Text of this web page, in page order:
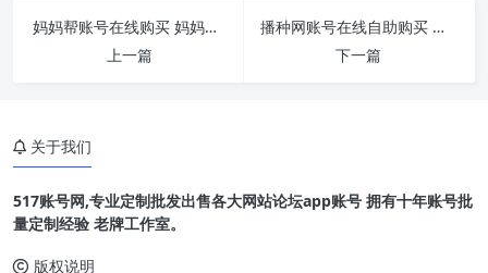
妈妈帮账号在线购买 妈妈帮小号批发 出售 引流
上一篇
播种网账号在线自助购买 出售播种网小号 批发
下一篇
关于我们
517账号网,专业定制批发出售各大网站论坛app账号 拥有十年账号批
量定制经验 老牌工作室。
版权说明